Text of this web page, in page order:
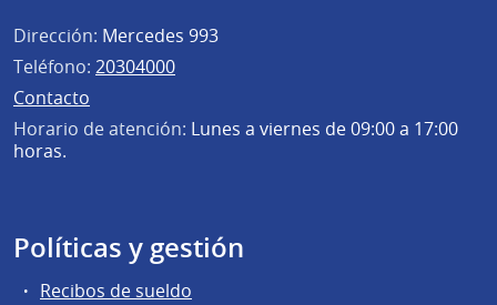
Dirección: Mercedes 993
Teléfono: 20304000
Contacto
Horario de atención: Lunes a viernes de 09:00 a 17:00
horas.
Políticas y gestión
Recibos de sueldo